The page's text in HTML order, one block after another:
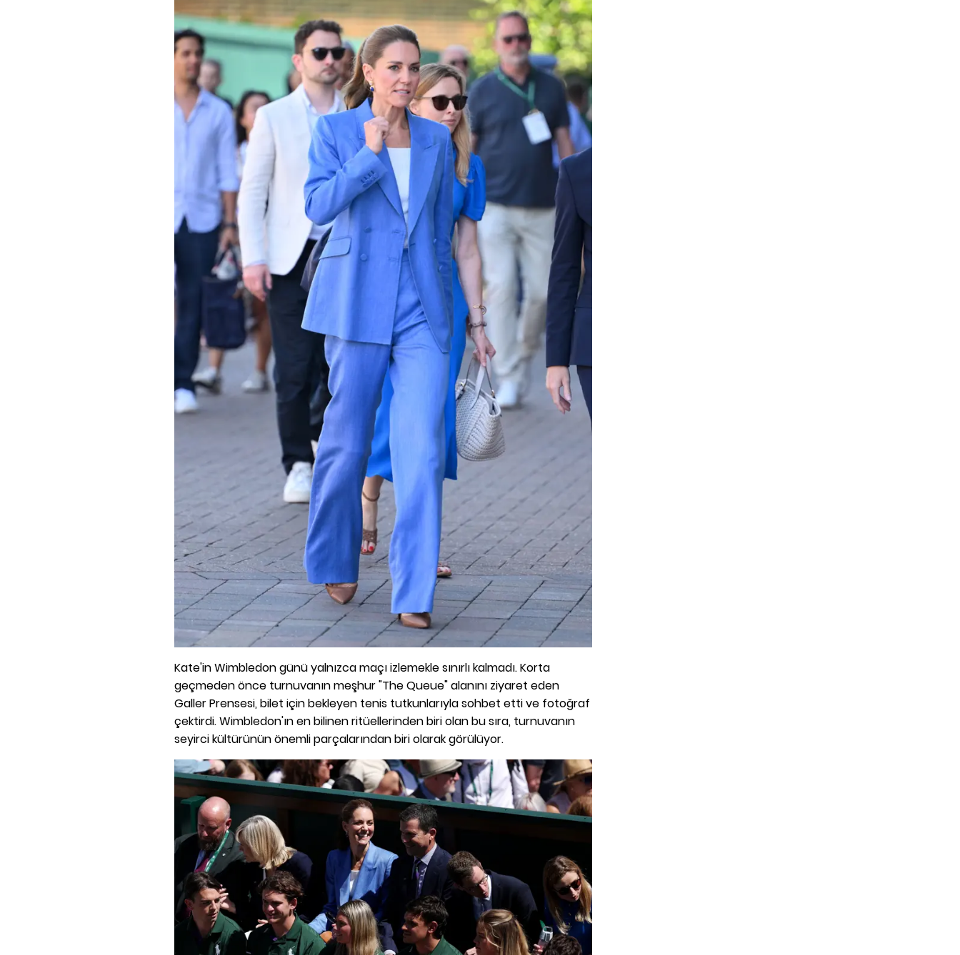
Kate'in Wimbledon günü yalnızca maçı izlemekle sınırlı kalmadı. Korta
geçmeden önce turnuvanın meşhur "The Queue" alanını ziyaret eden
Galler Prensesi, bilet için bekleyen tenis tutkunlarıyla sohbet etti ve fotoğraf
çektirdi. Wimbledon'ın en bilinen ritüellerinden biri olan bu sıra, turnuvanın
seyirci kültürünün önemli parçalarından biri olarak görülüyor.